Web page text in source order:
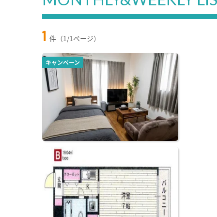
1 件（1/1ページ）
キャンペーン